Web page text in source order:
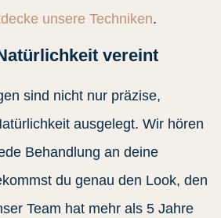
unsere Techniken.
vereint
sind nicht nur präzise,
ausgelegt. Wir hören
Behandlung an deine
du genau den Look, den
Team hat mehr als 5 Jahre